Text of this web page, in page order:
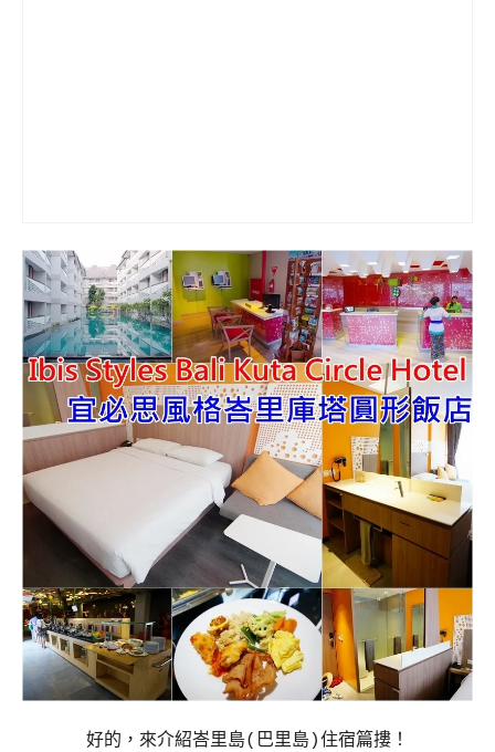
好的，來介紹峇里島(巴里島)住宿篇摟！